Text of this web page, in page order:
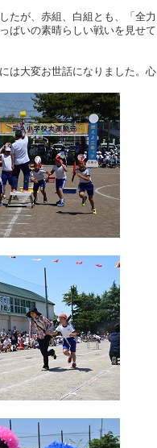
たが、赤組、白組とも、「全力
ぱいの素晴らしい戦いを見せて
は大変お世話になりました。心